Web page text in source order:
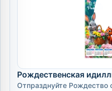
Рождественская
Отпразднуйте